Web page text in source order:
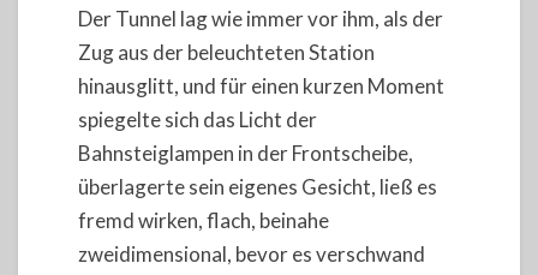
Der Tunnel lag wie immer vor ihm, als der
Zug aus der beleuchteten Station
hinausglitt, und für einen kurzen Moment
spiegelte sich das Licht der
Bahnsteiglampen in der Frontscheibe,
überlagerte sein eigenes Gesicht, ließ es
fremd wirken, flach, beinahe
zweidimensional, bevor es verschwand